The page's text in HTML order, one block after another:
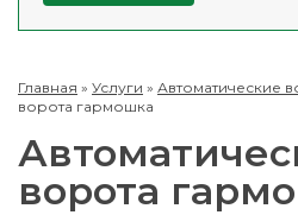
Главная » Услуги » Автоматические
ворота гармошка
ворота